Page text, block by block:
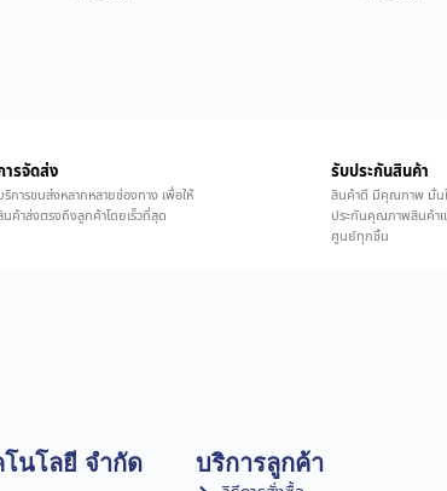
ารจัดส่ง
ริการขนส่งหลากหลายช่องทาง เพื่อให้
นค้าส่งตรงถึงลูกค้าโดยเร็วที่สุด
รับประกันสินค้า
สินค้าดี มีคุณภาพ มั่น
ประกันคุณภาพสินค้า
ศูนย์ทุกชิ้น
นโลยี จำกัด บริการลูกค้า